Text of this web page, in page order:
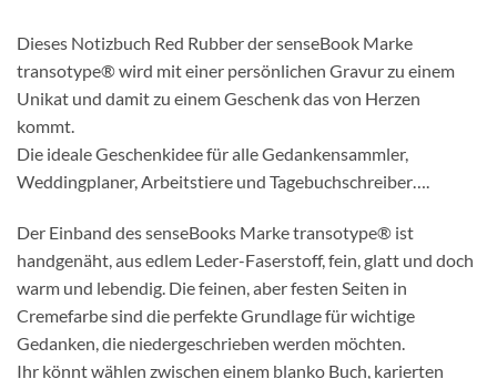
Dieses Notizbuch Red Rubber der senseBook Marke
transotype® wird mit einer persönlichen Gravur zu einem
Unikat und damit zu einem Geschenk das von Herzen
kommt.
Die ideale Geschenkidee für alle Gedankensammler,
Weddingplaner, Arbeitstiere und Tagebuchschreiber….
Der Einband des senseBooks Marke transotype® ist
handgenäht, aus edlem Leder-Faserstoff, fein, glatt und doch
warm und lebendig. Die feinen, aber festen Seiten in
Cremefarbe sind die perfekte Grundlage für wichtige
Gedanken, die niedergeschrieben werden möchten.
Ihr könnt wählen zwischen einem blanko Buch, karierten